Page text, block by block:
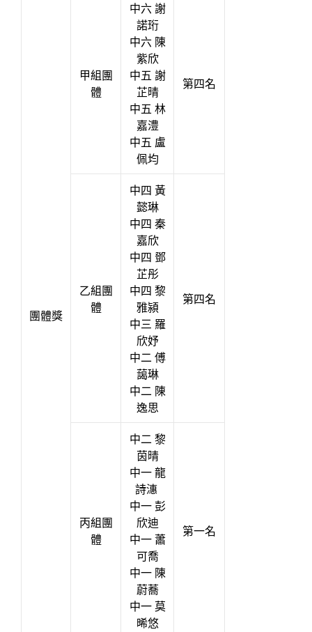
團體獎
甲組團
體
中六 謝
諾珩
中六 陳
紫欣
中五 謝
芷晴
中五 林
嘉澧
中五 盧
佩均
第四名
乙組團
體
中四 黃
懿琳
中四 秦
嘉欣
中四 鄧
芷彤
中四 黎
雅潁
中三 羅
欣妤
中二 傅
藹琳
中二 陳
逸思
第四名
丙組團
體
中二 黎
茵晴
中一 龍
詩潓
中一 彭
欣迪
中一 蕭
可喬
中一 陳
蔚蕎
中一 莫
晞悠
第一名